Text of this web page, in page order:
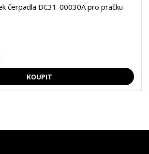
čerpadla DC31-00030A pro pračku